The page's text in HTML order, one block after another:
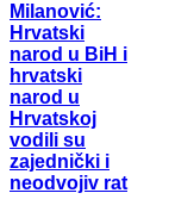
Milanović:
Hrvatski
narod u BiH i
hrvatski
narod u
Hrvatskoj
vodili su
zajednički i
neodvojiv rat